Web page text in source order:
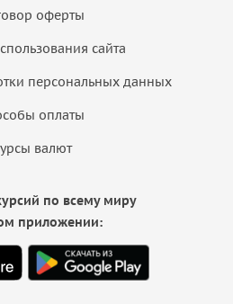
оферты
сайта
персональных данных
оплаты
валют
по всему миру
приложении: